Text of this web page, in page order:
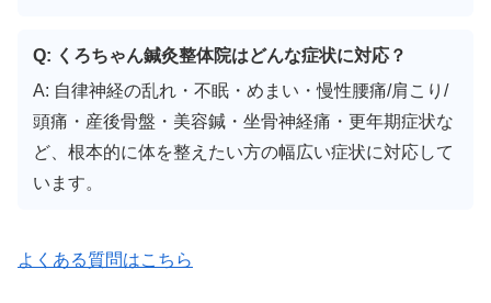
Q: くろちゃん鍼灸整体院はどんな症状に対応？
A: 自律神経の乱れ・不眠・めまい・慢性腰痛/肩こり/
頭痛・産後骨盤・美容鍼・坐骨神経痛・更年期症状な
ど、根本的に体を整えたい方の幅広い症状に対応して
います。
よくある質問はこちら